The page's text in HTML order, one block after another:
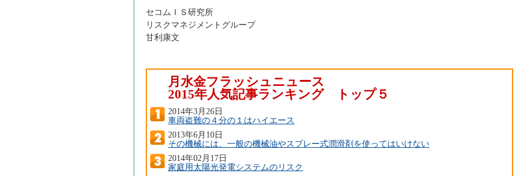
セコムＩＳ研究所
リスクマネジメントグループ
甘利康文
月水金フラッシュニュース
2015年人気記事ランキング トップ５
2014年3月26日
車両盗難の４分の１はハイエース
2013年6月10日
その機械には、一般の機械油やスプレー式潤滑剤を使ってはいけない
2014年02月17日
家庭用太陽光発電システムのリスク